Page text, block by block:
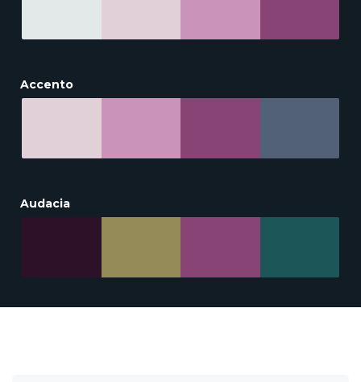
Accento
Audacia